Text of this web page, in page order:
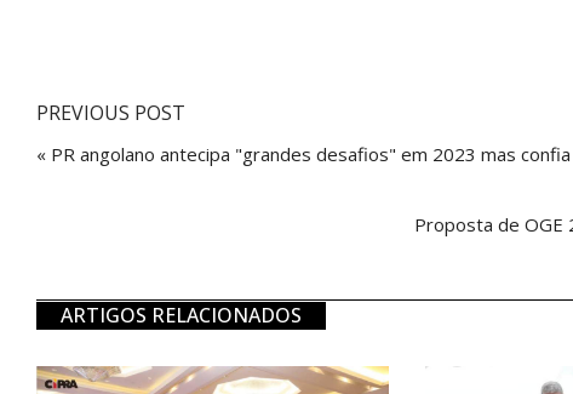
PREVIOUS POST
« PR angolano antecipa "grandes desafios" em 2023 mas
Proposta de OGE
ARTIGOS RELACIONADOS